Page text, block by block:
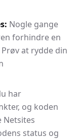
Nogle gange
forhindre en
at rydde din
har
og koden
Netsites
status og